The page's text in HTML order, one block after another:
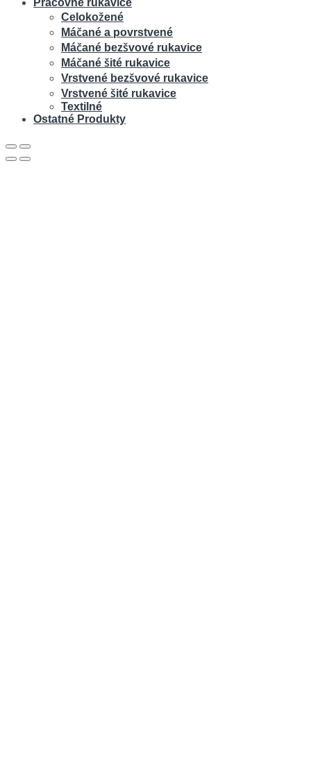
Pracovné rukavice
Celokožené
Máčané a povrstvené
Máčané bezšvové rukavice
Máčané šité rukavice
Vrstvené bezšvové rukavice
Vrstvené šité rukavice
Textilné
Ostatné Produkty